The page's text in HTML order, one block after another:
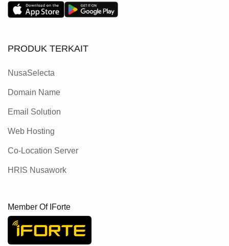
PRODUK TERKAIT
NusaSelecta
Domain Name
Email Solution
Web Hosting
Co-Location Server
HRIS Nusawork
Member Of IForte